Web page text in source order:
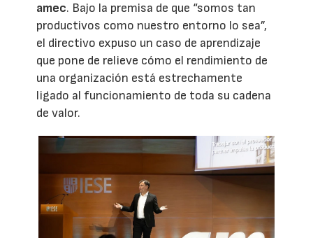
amec. Bajo la premisa de que “somos tan
productivos como nuestro entorno lo sea”,
el directivo expuso un caso de aprendizaje
que pone de relieve cómo el rendimiento de
una organización está estrechamente
ligado al funcionamiento de toda su cadena
de valor.